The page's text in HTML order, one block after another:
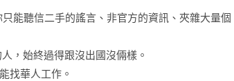
能聽信二手的謠言、非官方的資訊、夾雜大量個
，始終過得跟沒出國沒倆樣。
找華人工作。